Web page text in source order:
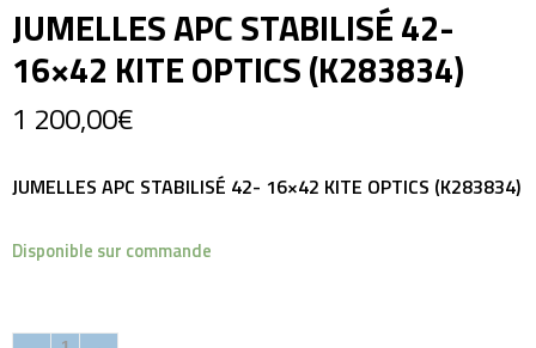
JUMELLES APC STABILISÉ 42-
16×42 KITE OPTICS (K283834)
1 200,00€
JUMELLES APC STABILISÉ 42- 16×42 KITE OPTICS (K283834)
Disponible sur commande